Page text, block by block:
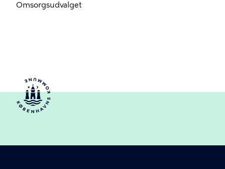
Omsorgsudvalget